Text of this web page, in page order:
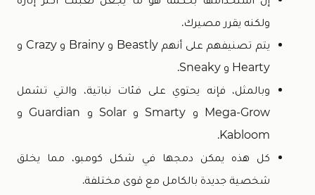
ولكنه يقرر مصيرك.
يتم تصنيفهم على أنهم Beastly و Brainy و Crazy و
Hearty و Sneaky.
وبالمثل، فإنه يحتوي على فئات نباتية، والتي تشمل
Mega-Grow و Smarty و Solar و Guardian و
Kabloom.
كل هذه يمكن دمجها في شكل كومبو، مما يخلق
شخصية جديدة بالكامل مع قوى مختلفة.